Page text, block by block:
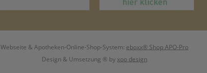
Webseite & Apotheken-Online-Shop-System: eboxx® Shop APO-Pro
Design & Umsetzung ® by xoo design